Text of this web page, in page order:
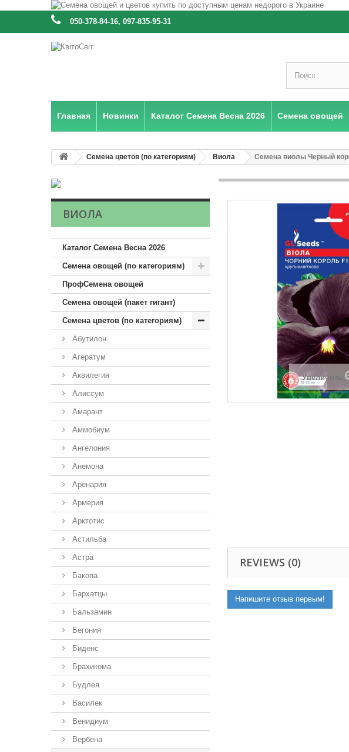
: 050-378-84-16, 097-835-95-31
Главная Новинки Каталог Семена Весна 2026 Семена овощей
Семена цветов (по категориям) Виола Семена виолы Черный
ВИОЛА
Каталог Семена Весна 2026
Семена овощей (по категориям)
ПрофСемена овощей
Семена овощей (пакет гигант)
Семена цветов (по категориям)
Абутилон
Агератум
Аквилегия
Алиссум
Амарант
Аммобиум
Ангелония
Анемона
Аренария
Армерия
Арктотис
Астильба
Астра
Бакопа
Бархатцы
Бальзамин
Бегония
Биденс
Брахикома
Будлея
Василек
Венидиум
Вербена
Увеличить
REVIEWS (0)
Напишите отзыв первым!